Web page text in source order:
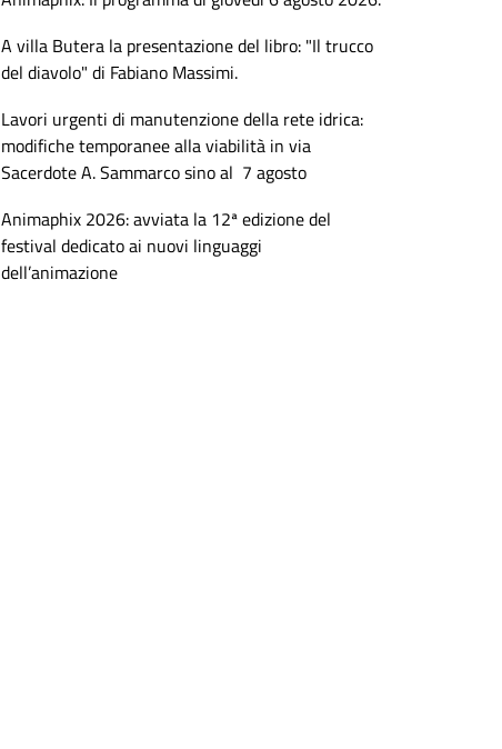
A villa Butera la presentazione del libro: "Il trucco
del diavolo" di Fabiano Massimi.
Lavori urgenti di manutenzione della rete idrica:
modifiche temporanee alla viabilità in via
Sacerdote A. Sammarco sino al 7 agosto
Animaphix 2026: avviata la 12ª edizione del
festival dedicato ai nuovi linguaggi
dell’animazione